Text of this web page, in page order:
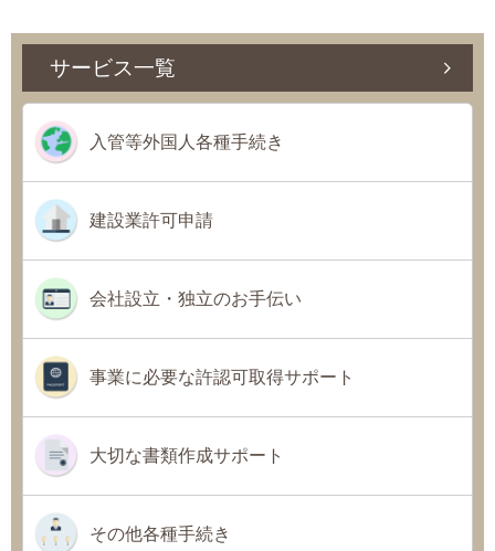
サービス一覧
入管等外国人各種手続き
建設業許可申請
会社設立・独立のお手伝い
事業に必要な許認可取得サポート
大切な書類作成サポート
その他各種手続き